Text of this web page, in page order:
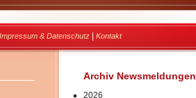
Impressum & Datenschutz Kontakt
Archiv Newsmeldungen
2026